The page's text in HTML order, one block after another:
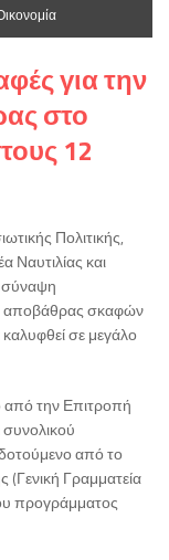
για την
στο
12
Πολιτικής,
Ναυτιλίας και
σύναψη
αποβάθρας σκαφών
σε μεγάλο
από την Επιτροπή
από το
(Γενική Γραμματεία
προγράμματος